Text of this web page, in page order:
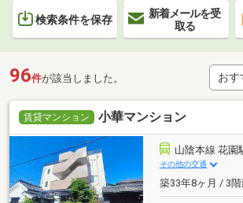
検索条件を保存
新着メールを受
取る
96件が該当しました。
賃貸マンション 小華マンション
山陰本線 花園
その他の交通
築33年8ヶ月 / 3階